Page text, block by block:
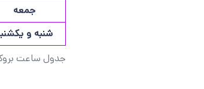
جدول ساعت
جمعه
شنبه و